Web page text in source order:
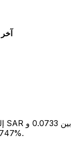
آخر 90 يوماً
0.0747. كان المتوسط 0.0739 مع تقلبات 0.76%.